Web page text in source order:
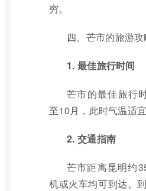
穷。
四、芒市的旅游攻
1. 最佳旅行时间
芒市的最佳旅行
至10月，此时气温适
2. 交通指南
芒市距离昆明约
机或火车均可到达。